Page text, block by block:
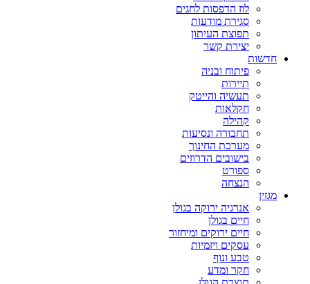
לוז הדפסות לחגים
סגירת מודעות
תפוצת העיתון
יצירת קשר
חדשות
פיתוח ובניה
תיירות
תעשיה והייטק
חקלאות
קהילה
תחבורה ונסיעות
מערכת החינוך
בישובים הדרוזים
ספורט
הנצחה
מגזין
אנרגיה ירוקה בגולן
חיים בגולן
חיים ירוקים ומיחזור
עסקים ויזמיות
טבע ונוף
חקר ומדע